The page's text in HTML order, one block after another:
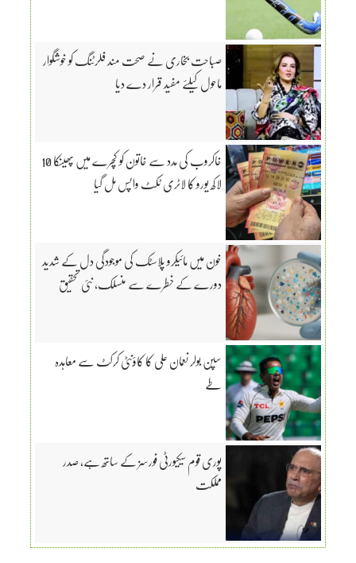
صباحت بخاری نے صحت مند فلرٹنگ کو خوشگوار
ماحول کیلئے مفید قرار دے دیا
خاکروب کی مدد سے خاتون کو کچرے میں پھینکا 10
لاکھ یورو کا لاٹری ٹکٹ واپس مل گیا
خون میں مائیکرو پلاسٹک کی موجودگی دل کے شدید
دورے کے خطرے سے منسلک، نئی تحقیق
سپن بولر نعمان علی کا کاؤنٹی کرکٹ سے معاہدہ
طے
پوری قوم سیکیورٹی فورسز کے ساتھ ہے، صدر
مملکت